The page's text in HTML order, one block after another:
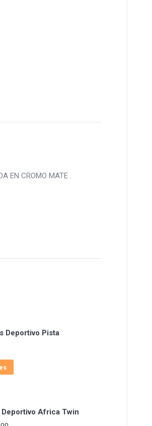
EN CROMO MATE .
Deportivo Pista
Deportivo Africa Twin